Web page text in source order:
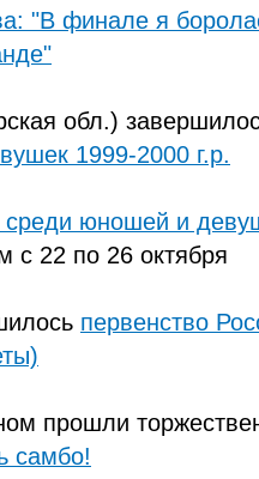
"В финале я
обл.)
1999-2000 г.р.
среди юношей и
с 22 по 26 октября
первенство
прошли
самбо!